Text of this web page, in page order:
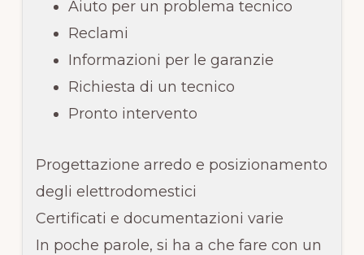
Aiuto per un problema tecnico
Reclami
Informazioni per le garanzie
Richiesta di un tecnico
Pronto intervento
Progettazione arredo e posizionamento
degli elettrodomestici
Certificati e documentazioni varie
In poche parole, si ha a che fare con un